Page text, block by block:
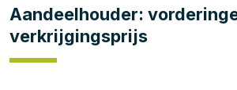
Aandeelhouder:
verkrijgingsprijs